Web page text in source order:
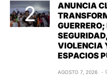
ANUNCIA
VIOLENCIA
ESPACIOS
AGOSTO 7, 2026